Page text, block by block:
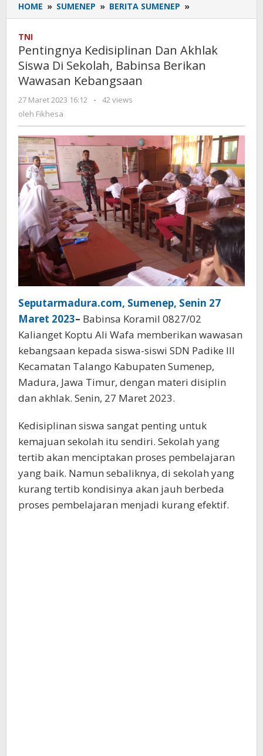
HOME » SUMENEP » BERITA SUMENEP »
Kedisiplinan
Akhlak
Siswa
Di
Kebangsaan
TNI
Pentingnya Kedisiplinan Dan Akhlak
Siswa Di Sekolah, Babinsa Berikan
Wawasan Kebangsaan
27 Maret 2023 16:12
oleh
-
42 views
oleh Fikhesa
Seputarmadura.com, Sumenep, Senin 27
Maret 2023– Babinsa Koramil 0827/02
Kalianget Koptu Ali Wafa memberikan wawasan
kebangsaan kepada siswa-siswi SDN Padike III
Kecamatan Talango Kabupaten Sumenep,
Madura, Jawa Timur, dengan materi disiplin
dan akhlak. Senin, 27 Maret 2023.
Kedisiplinan siswa sangat penting untuk
kemajuan sekolah itu sendiri. Sekolah yang
tertib akan menciptakan proses pembelajaran
yang baik. Namun sebaliknya, di sekolah yang
kurang tertib kondisinya akan jauh berbeda
proses pembelajaran menjadi kurang efektif.